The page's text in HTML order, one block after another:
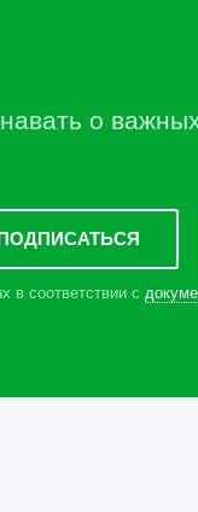
о
в соответствии с